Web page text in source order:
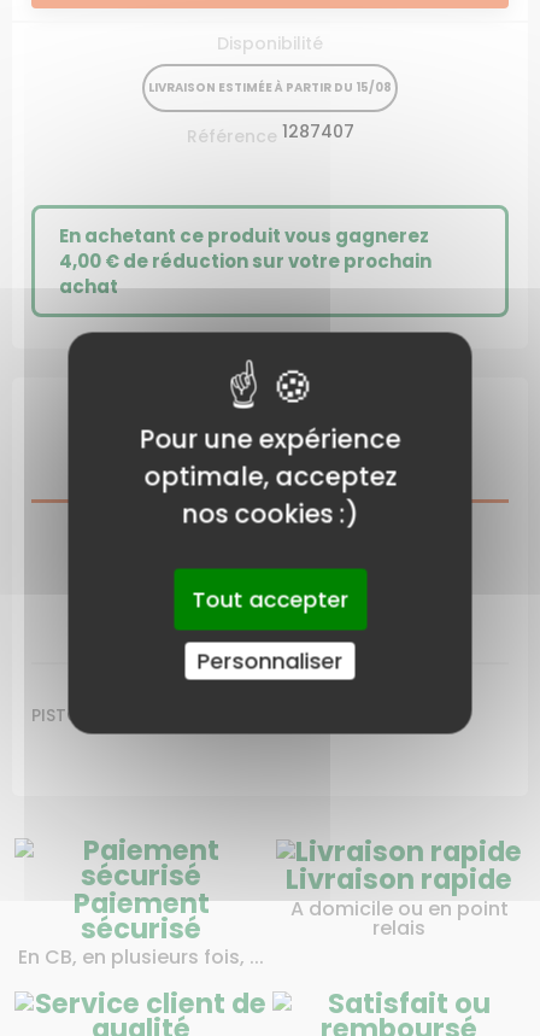
Disponibilité
LIVRAISON ESTIMÉE À PARTIR DU 15/08
Référence 1287407
En achetant ce produit vous gagnerez
4,00 €de réduction sur votre prochain
achat
DESCRIPTION
LIVRAISON
PISTON STD CV15 EX1287407S
Paiement
sécurisé
En CB, en plusieurs fois, ...
Livraison rapide
A domicile ou en point
relais
Pour une expérience
optimale, acceptez
nos cookies :)
Tout accepter
Personnaliser